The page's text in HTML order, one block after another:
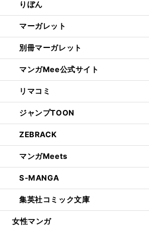
りぼん
マーガレット
別冊マーガレット
マンガMee公式サイト
リマコミ
ジャンプTOON
ZEBRACK
マンガMeets
S-MANGA
集英社コミック文庫
女性マンガ